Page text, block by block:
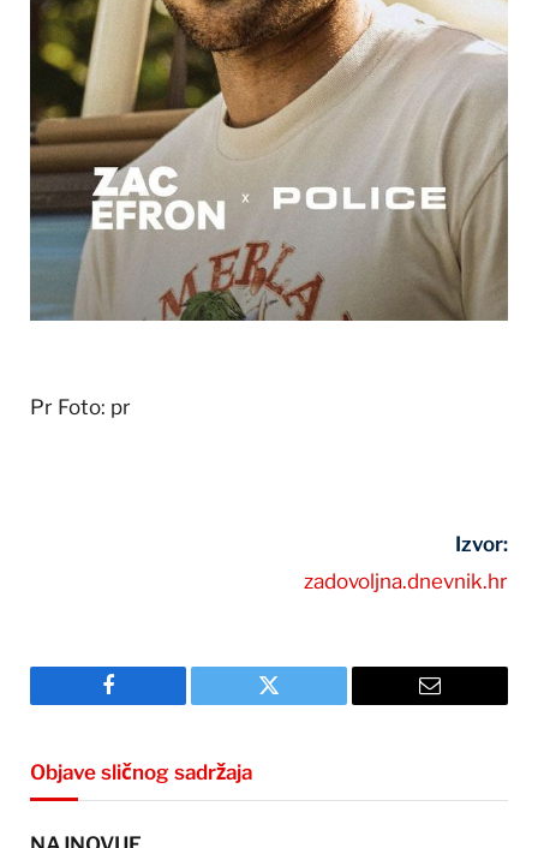
Pr Foto: pr
Izvor:
zadovoljna.dnevnik.hr
Facebook Twitter Email
Objave sličnog sadržaja